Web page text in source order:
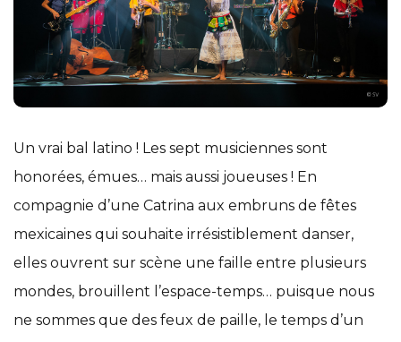
Un vrai bal latino ! Les sept musiciennes sont
honorées, émues… mais aussi joueuses ! En
compagnie d’une Catrina aux embruns de fêtes
mexicaines qui souhaite irrésistiblement danser,
elles ouvrent sur scène une faille entre plusieurs
mondes, brouillent l’espace-temps… puisque nous
ne sommes que des feux de paille, le temps d’un